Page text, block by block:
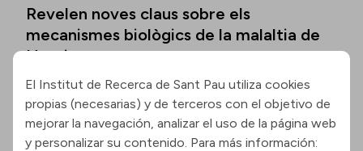
Revelen noves claus sobre els
mecanismes biològics de la malaltia de
Huntington
Llegir la notícia
01/07/2026
El Institut de Recerca de Sant Pau utiliza cookies
propias (necesarias) y de terceros con el objetivo de
mejorar la navegación, analizar el uso de la página web
y personalizar su contenido. Para más información: